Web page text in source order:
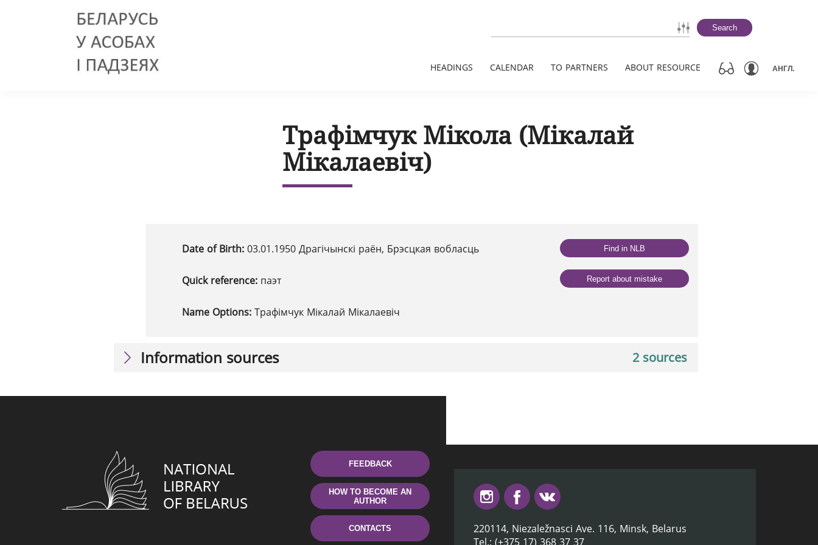
Search
HEADINGS CALENDAR TO PARTNERS ABOUT RESOURCE АНГЛ.
Трафімчук Мікола (Мікалай
Мікалаевіч)
Date of Birth: 03.01.1950 Драгічынскі раён, Брэсцкая вобласць
Quick reference: паэт
Name Options: Трафімчук Мікалай Мікалаевіч
Find in NLB
Report about mistake
2 sources
Information sources
FEEDBACK
HOW TO BECOME AN
AUTHOR
CONTACTS
220114, Niezaležnasci Ave. 116, Minsk, Belarus
Tel.: (+375 17) 368 37 37